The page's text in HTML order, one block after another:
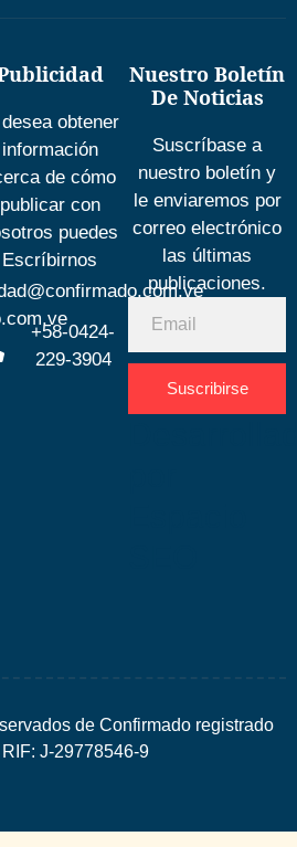
obtener
información
de cómo
publicar con
puedes
Escríbirnos
+58-0424-
229-3904
Nuestro Boletín
De Noticias
Suscríbase a
nuestro boletín y
le enviaremos por
correo electrónico
las últimas
publicaciones.
Suscribirse
de Confirmado registrado
J-29778546-9